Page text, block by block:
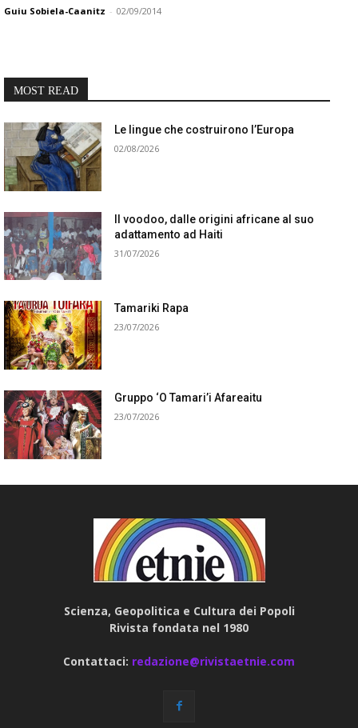
Guiu Sobiela-Caanitz - 02/09/2014
MOST READ
Le lingue che costruirono l’Europa
02/08/2026
Il voodoo, dalle origini africane al suo
adattamento ad Haiti
31/07/2026
Tamariki Rapa
23/07/2026
Gruppo ‘O Tamari’i Afareaitu
23/07/2026
Scienza, Geopolitica e Cultura dei Popoli
Rivista fondata nel 1980
Contattaci: redazione@rivistaetnie.com